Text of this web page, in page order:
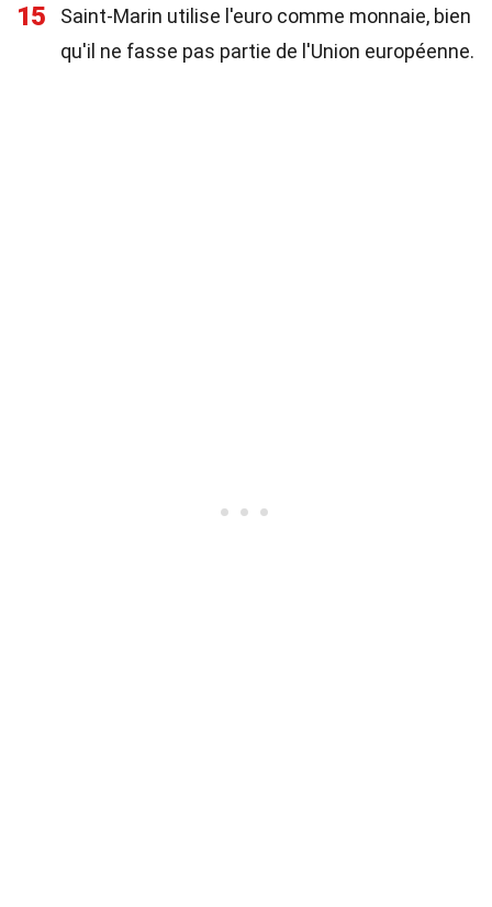
15
Saint-Marin utilise l'euro comme monnaie, bien
qu'il ne fasse pas partie de l'Union européenne.